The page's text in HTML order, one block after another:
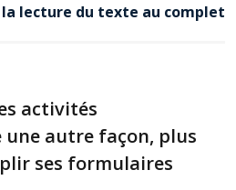
lecture du texte au complet
activités
une autre façon, plus
ses formulaires